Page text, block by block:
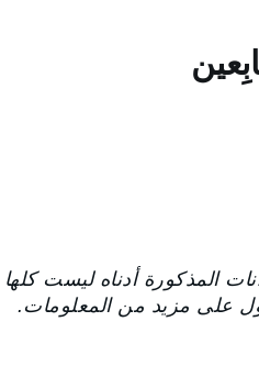
المذكورة أدناه ليست
على مزيد من المعلومات.